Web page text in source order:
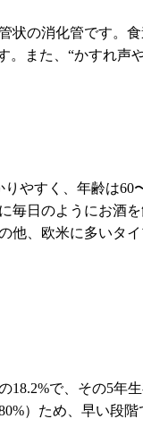
の消化管です。
また、“かすれ声
やすく、年齢は60
毎日のようにお酒
他、欧米に多いタ
で、その5年
）ため、早い段